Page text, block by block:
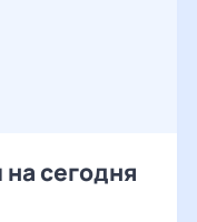
сегодня